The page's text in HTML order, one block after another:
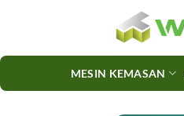
MESIN KEMASAN